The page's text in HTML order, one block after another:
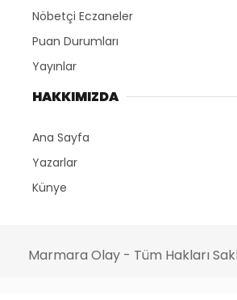
Nöbetçi Eczaneler
Puan Durumları
Yayınlar
HAKKIMIZDA
Ana Sayfa
Yazarlar
Künye
Marmara Olay - Tüm Hakları